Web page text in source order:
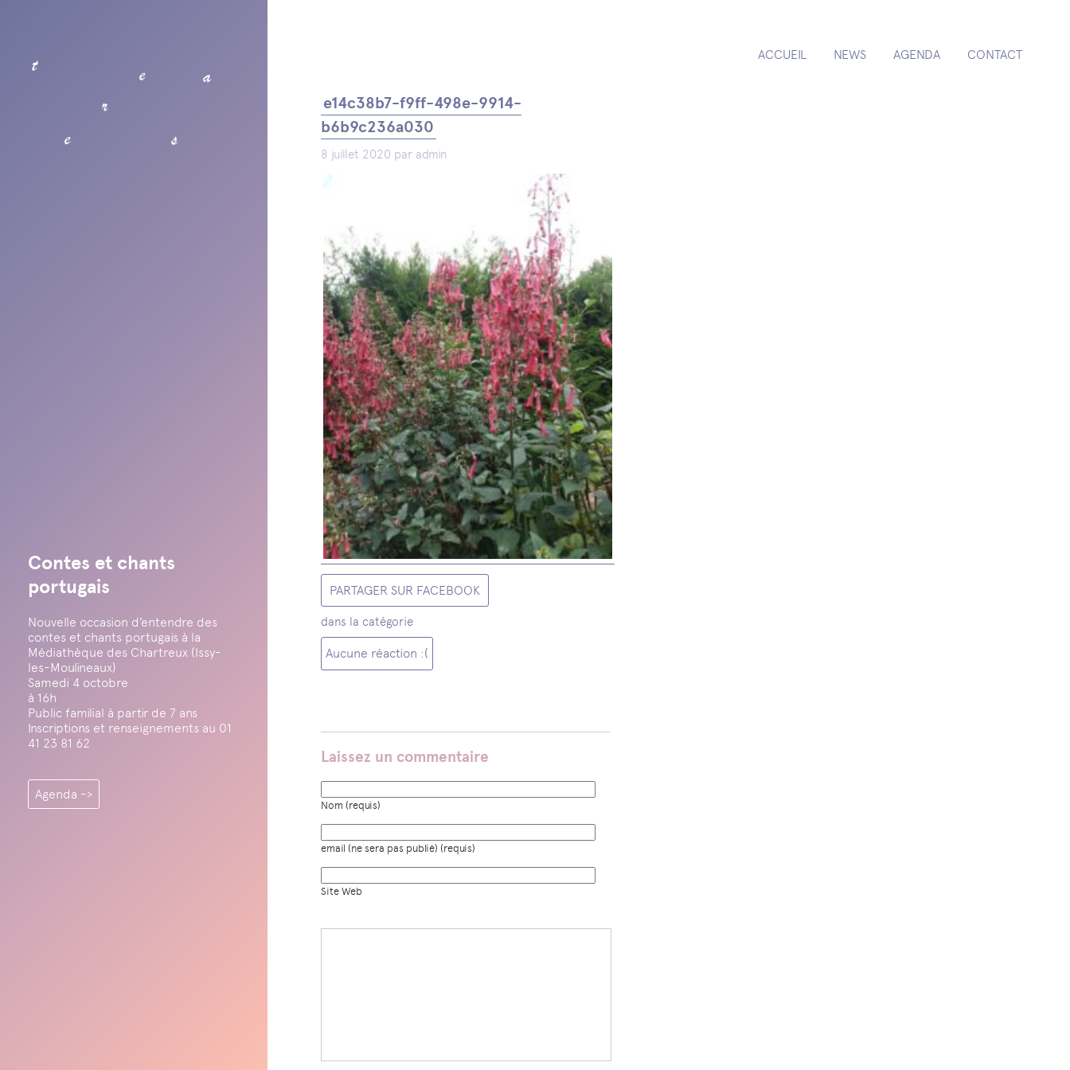
ACCUEIL NEWS AGENDA CONTACT
t
e
r
e
s
a
Contes et chants
portugais
Nouvelle occasion d’entendre des
contes et chants portugais à la
Médiathèque des Chartreux (Issy-
les-Moulineaux)
Samedi 4 octobre
à 16h
Public familial à partir de 7 ans
Inscriptions et renseignements au 01
41 23 81 62
Agenda ->
e14c38b7-f9ff-498e-9914-
b6b9c236a030
8 juillet 2020 par admin
PARTAGER SUR FACEBOOK
dans la catégorie
Aucune réaction :(
Laissez un commentaire
Nom (requis)
email (ne sera pas publié) (requis)
Site Web